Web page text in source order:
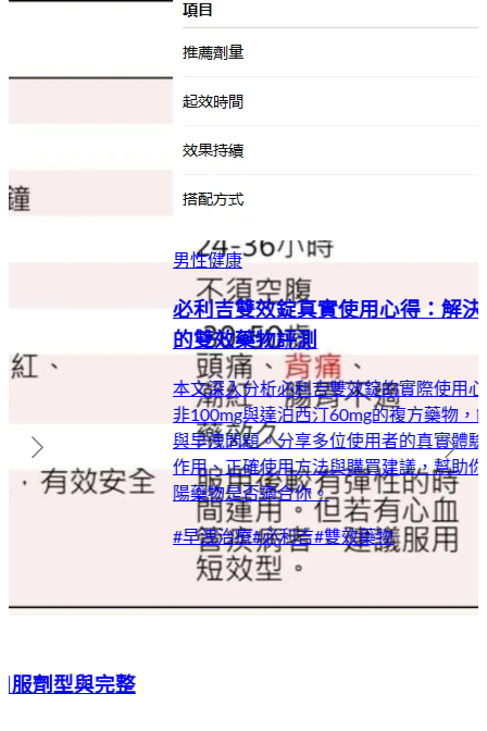
必利吉雙效錠真實使用心得：解決勃起障礙與早洩
本文深入分析必利吉雙效錠的實際使用心得，這款結合西地那
非100mg與達泊西汀60mg的複方藥物，能同時解決勃起困難
與早洩問題。分享多位使用者的真實體驗，包括效果評價、副
作用、正確使用方法與購買建議，幫助你了解這款印度雙效壯
陽藥物是否適合你。
雙效藥物